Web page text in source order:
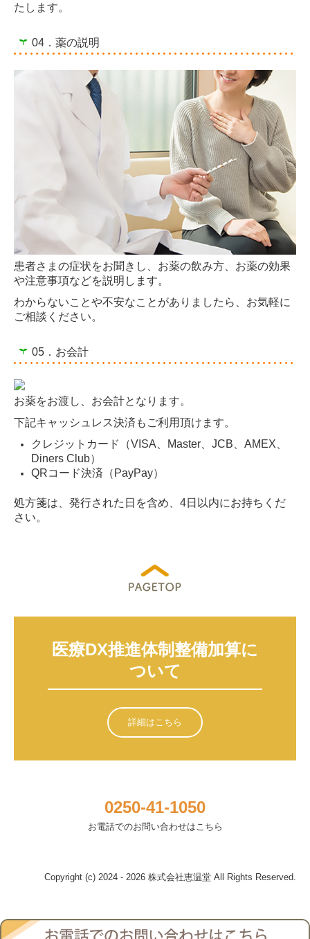
たします。
04．薬の説明
患者さまの症状をお聞きし、お薬の飲み方、お薬の効果
や注意事項などを説明します。
わからないことや不安なことがありましたら、お気軽に
ご相談ください。
05．お会計
お薬をお渡し、お会計となります。
下記キャッシュレス決済もご利用頂けます。
クレジットカード（VISA、Master、JCB、AMEX、
Diners Club）
QRコード決済（PayPay）
処方箋は、発行された日を含め、4日以内にお持ちくだ
さい。
医療DX推進体制整備加算に
ついて
詳細はこちら
0250-41-1050
お電話でのお問い合わせはこちら
Copyright (c) 2024 - 2026 株式会社恵温堂 All Rights Reserved.